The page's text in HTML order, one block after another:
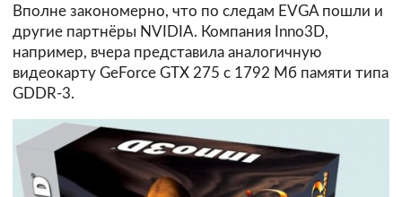
Вполне закономерно, что по следам EVGA пошли и
другие партнёры NVIDIA. Компания Inno3D,
например, вчера представила аналогичную
видеокарту GeForce GTX 275 с 1792 Мб памяти типа
GDDR-3.